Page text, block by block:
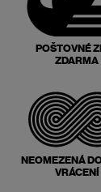
POŠTOVNÉ
ZDARMA
NEOMEZENÁ
VRÁCENÍ